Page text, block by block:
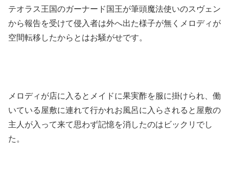
テオラス王国のガーナード国王が筆頭魔法使いのスヴェン
から報告を受けて侵入者は外へ出た様子が無くメロディが
空間転移したからとはお騒がせです。
メロディが店に入るとメイドに果実酢を服に掛けられ、働
いている屋敷に連れて行かれお風呂に入らされると屋敷の
主人が入って来て思わず記憶を消したのはビックリでし
た。